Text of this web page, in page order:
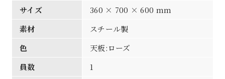
サイズ
360 × 700 × 600 mm
素材
スチール製
色
天板:ローズ
員数
1